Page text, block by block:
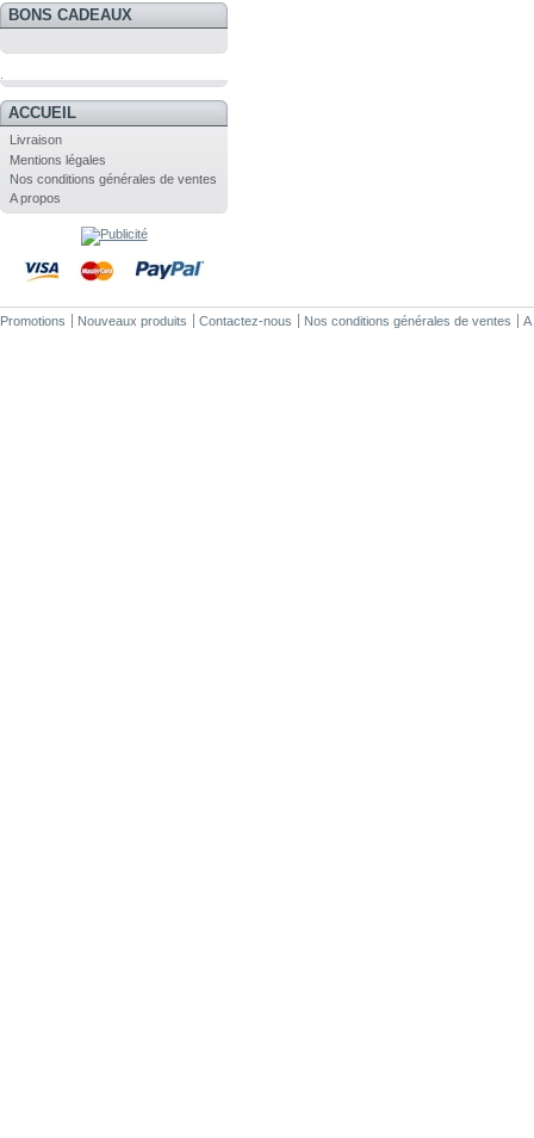
BONS CADEAUX
ACCUEIL
Livraison
Mentions légales
Nos conditions générales de ventes
A propos
Promotions Nouveaux produits Contactez-nous Nos conditions générales de ventes A